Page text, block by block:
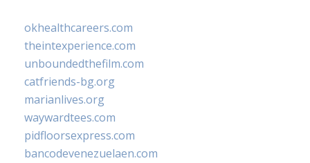
okhealthcareers.com
theintexperience.com
unboundedthefilm.com
catfriends-bg.org
marianlives.org
waywardtees.com
pidfloorsexpress.com
bancodevenezuelaen.com